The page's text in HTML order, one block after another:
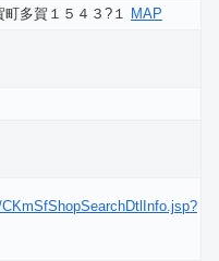
多賀１５４３?１ MAP